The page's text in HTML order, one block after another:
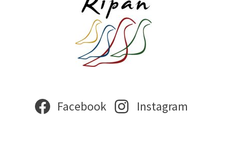
Facebook Instagram